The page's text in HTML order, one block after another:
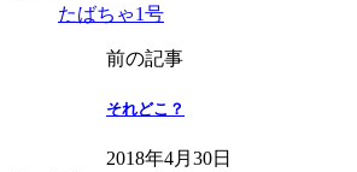
たばちゃ1号
前の記事
それどこ？
2018年4月30日